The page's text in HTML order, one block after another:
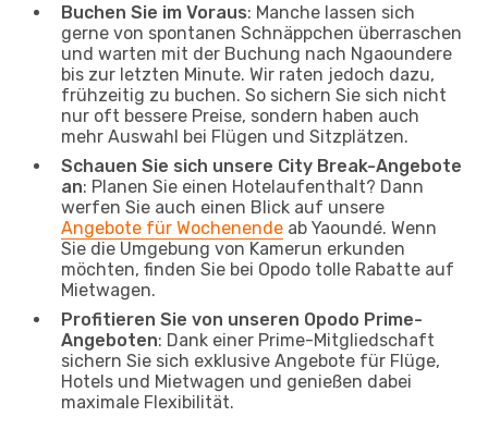
Buchen Sie im Voraus: Manche lassen sich
gerne von spontanen Schnäppchen überraschen
und warten mit der Buchung nach Ngaoundere
bis zur letzten Minute. Wir raten jedoch dazu,
frühzeitig zu buchen. So sichern Sie sich nicht
nur oft bessere Preise, sondern haben auch
mehr Auswahl bei Flügen und Sitzplätzen.
Schauen Sie sich unsere City Break-Angebote
an: Planen Sie einen Hotelaufenthalt? Dann
werfen Sie auch einen Blick auf unsere
Angebote für Wochenende ab Yaoundé. Wenn
Sie die Umgebung von Kamerun erkunden
möchten, finden Sie bei Opodo tolle Rabatte auf
Mietwagen.
Profitieren Sie von unseren Opodo Prime-
Angeboten: Dank einer Prime-Mitgliedschaft
sichern Sie sich exklusive Angebote für Flüge,
Hotels und Mietwagen und genießen dabei
maximale Flexibilität.